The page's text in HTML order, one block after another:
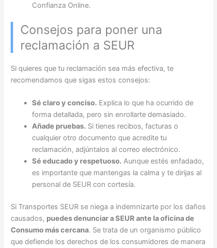
Confianza Online.
Consejos para poner una
reclamación a SEUR
Si quieres que tu reclamación sea más efectiva, te
recomendamos que sigas estos consejos:
Sé claro y conciso. Explica lo que ha ocurrido de
forma detallada, pero sin enrollarte demasiado.
Añade pruebas. Si tienes recibos, facturas o
cualquier otro documento que acredite tu
reclamación, adjúntalos al correo electrónico.
Sé educado y respetuoso. Aunque estés enfadado,
es importante que mantengas la calma y te dirijas al
personal de SEUR con cortesía.
Si Transportes SEUR se niega a indemnizarte por los daños
causados, puedes denunciar a SEUR ante la oficina de
Consumo más cercana. Se trata de un organismo público
que defiende los derechos de los consumidores de manera